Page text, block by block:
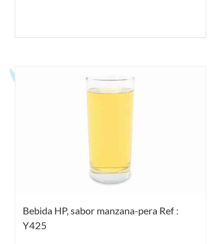
Bebida HP, sabor manzana-pera Ref :
Y425